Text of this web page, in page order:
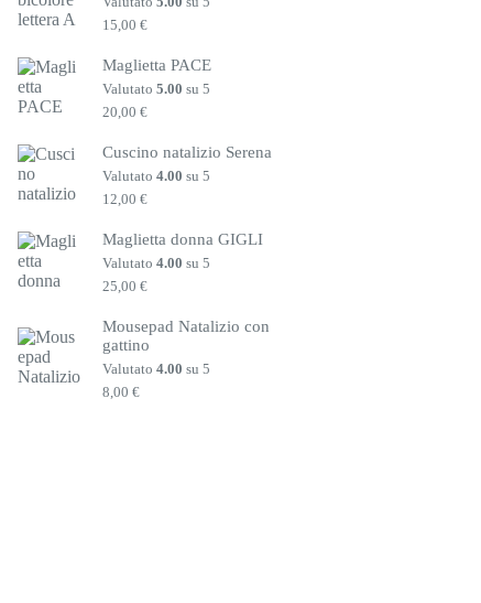
15,00€
Maglietta PACE
Valutato5.00 su 5
20,00€
Cuscino natalizio Serena
Valutato4.00 su 5
12,00€
Maglietta donna GIGLI
Valutato4.00 su 5
25,00€
Mousepad Natalizio con
gattino
Valutato4.00 su 5
8,00€